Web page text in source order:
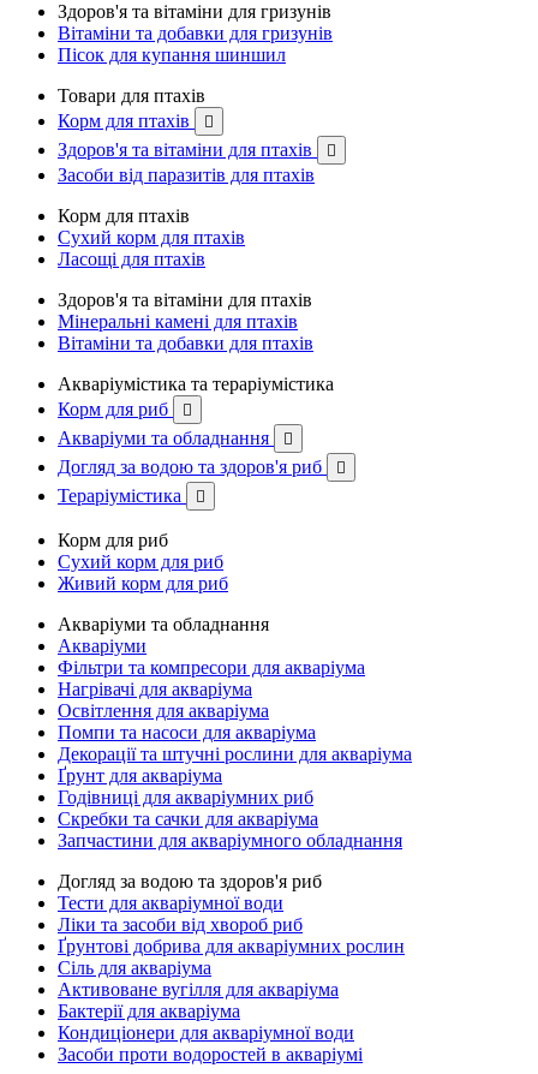
Здоров'я та вітаміни для гризунів
Вітаміни та добавки для гризунів
Пісок для купання шиншил
Товари для птахів
Корм для птахів

Здоров'я та вітаміни для птахів 
Засоби від паразитів для птахів
Корм для птахів
Сухий корм для птахів
Ласощі для птахів
Здоров'я та вітаміни для птахів
Мінеральні камені для птахів
Вітаміни та добавки для птахів
Акваріумістика та тераріумістика
Корм для риб

Акваріуми та обладнання 
Догляд за водою та здоров'я риб 
Тераріумістика 
Корм для риб
Сухий корм для риб
Живий корм для риб
Акваріуми та обладнання
Акваріуми
Фільтри та компресори для акваріума
Нагрівачі для акваріума
Освітлення для акваріума
Помпи та насоси для акваріума
Декорації та штучні рослини для акваріума
Ґрунт для акваріума
Годівниці для акваріумних риб
Скребки та сачки для акваріума
Запчастини для акваріумного обладнання
Догляд за водою та здоров'я риб
Тести для акваріумної води
Ліки та засоби від хвороб риб
Ґрунтові добрива для акваріумних рослин
Сіль для акваріума
Активоване вугілля для акваріума
Бактерії для акваріума
Кондиціонери для акваріумної води
Засоби проти водоростей в акваріумі